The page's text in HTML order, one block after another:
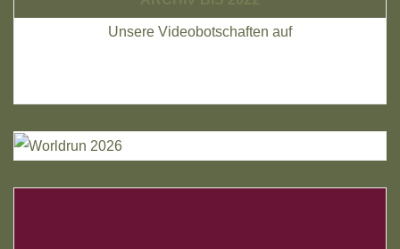
Unsere Videobotschaften auf